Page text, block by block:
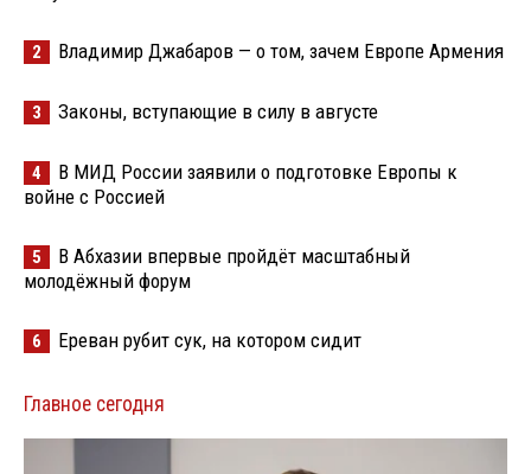
2 Владимир Джабаров — о том, зачем Европе Армения
3 Законы, вступающие в силу в августе
4
В МИД России заявили о подготовке Европы к
войне с Россией
5
В Абхазии впервые пройдёт масштабный
молодёжный форум
6 Ереван рубит сук, на котором сидит
Главное сегодня